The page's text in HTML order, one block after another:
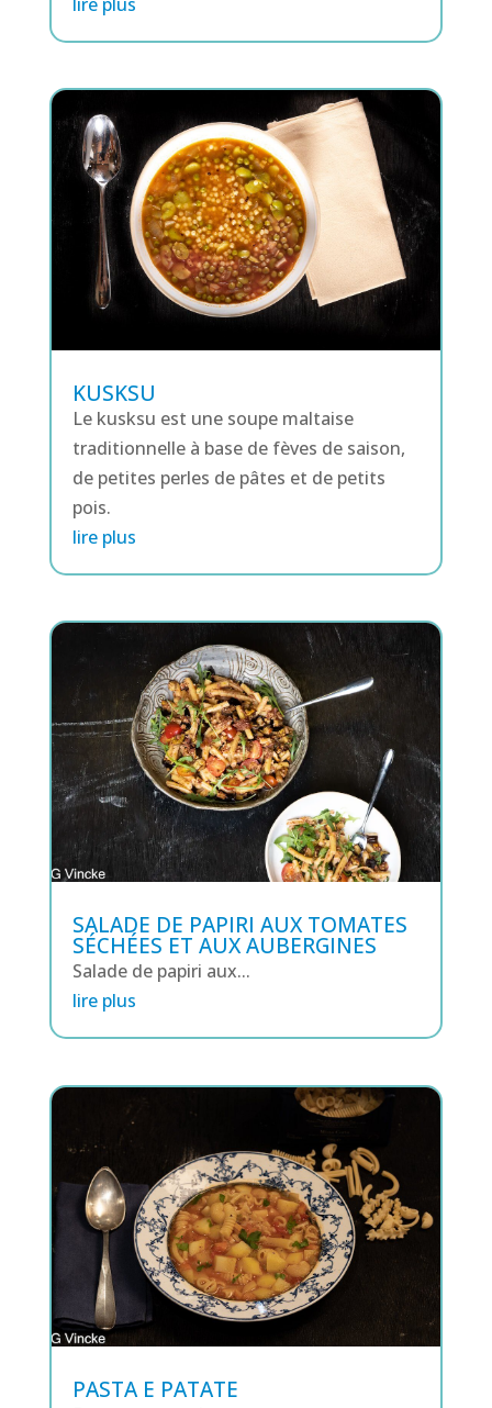
KUSKSU
Le kusksu est une soupe maltaise
traditionnelle à base de fèves de saison,
de petites perles de pâtes et de petits
pois.
lire plus
SALADE DE PAPIRI AUX TOMATES
SÉCHÉES ET AUX AUBERGINES
Salade de papiri aux...
lire plus
PASTA E PATATE